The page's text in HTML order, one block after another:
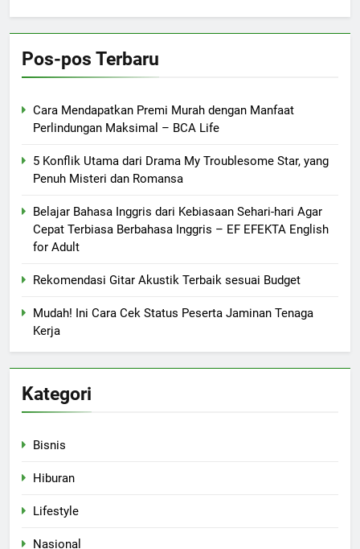
Pos-pos Terbaru
Cara Mendapatkan Premi Murah dengan Manfaat
Perlindungan Maksimal – BCA Life
5 Konflik Utama dari Drama My Troublesome Star, yang
Penuh Misteri dan Romansa
Belajar Bahasa Inggris dari Kebiasaan Sehari-hari Agar
Cepat Terbiasa Berbahasa Inggris – EF EFEKTA English
for Adult
Rekomendasi Gitar Akustik Terbaik sesuai Budget
Mudah! Ini Cara Cek Status Peserta Jaminan Tenaga
Kerja
Kategori
Bisnis
Hiburan
Lifestyle
Nasional